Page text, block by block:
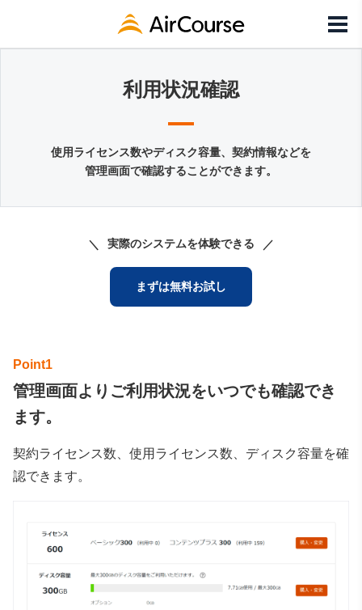
利用状況確認
使用ライセンス数やディスク容量、契約情報などを
管理画面で確認することができます。
実際のシステムを体験できる
まずは無料お試し
管理画面よりご利用状況をいつでも確認でき
ます。
契約ライセンス数、使用ライセンス数、ディスク容量を確
認できます。